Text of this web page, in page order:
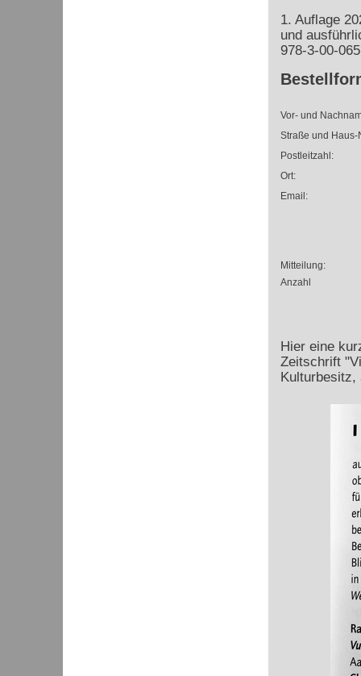
1. Auflage
und
978-3-00-
Vor- und
Straße und Haus-
Postleitzahl:
Ort:
Email:
Mitteilung:
Anzahl
Hier eine
Zeitschrift
Kulturbesitz,